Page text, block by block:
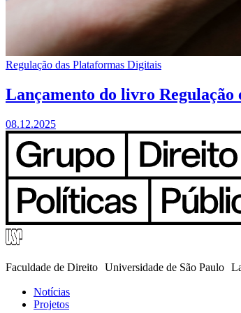
Regulação das Plataformas Digitais
Lançamento do livro
08.12.2025
Faculdade de Direito Universidade de São Paulo
Notícias
Projetos